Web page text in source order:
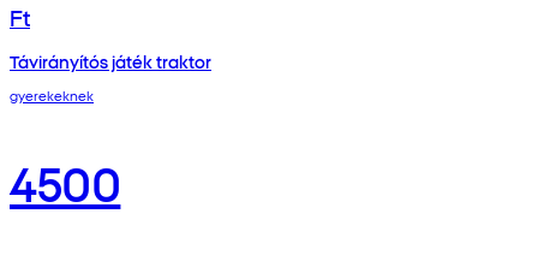
Ft
Távirányítós játék traktor
gyerekeknek
4500